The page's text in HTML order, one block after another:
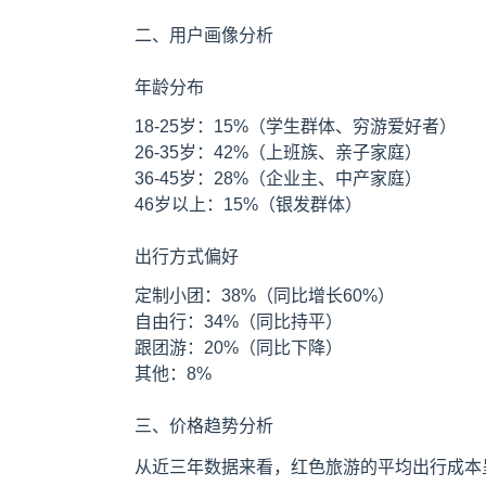
二、用户画像分析
年龄分布
18-25岁：15%（学生群体、穷游爱好者）
26-35岁：42%（上班族、亲子家庭）
36-45岁：28%（企业主、中产家庭）
46岁以上：15%（银发群体）
出行方式偏好
定制小团：38%（同比增长60%）
自由行：34%（同比持平）
跟团游：20%（同比下降）
其他：8%
三、价格趋势分析
从近三年数据来看，红色旅游的平均出行成本